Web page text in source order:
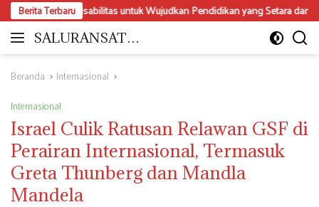
Langsung
ke
konten
Berita Terbaru
untuk Wujudkan Pendidikan yang Setara dan Inklusif
SALURANSATU.
Moderat
Mencerdaskan
Beranda Internasional
Internasional
Israel Culik Ratusan Relawan GSF di
Perairan Internasional, Termasuk
Greta Thunberg dan Mandla
Mandela